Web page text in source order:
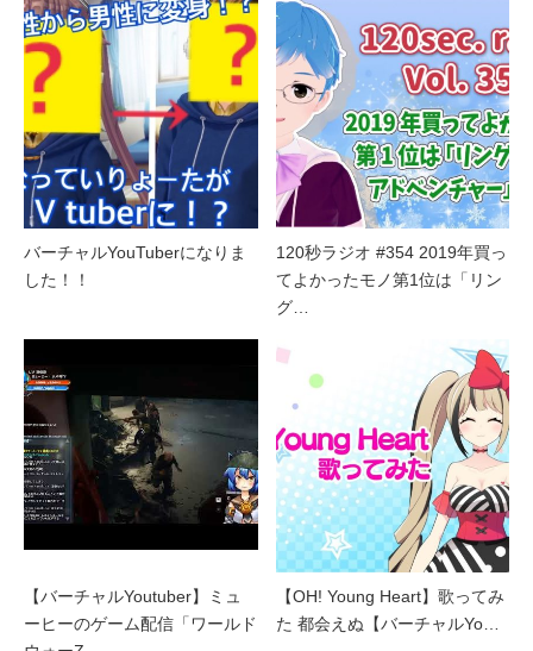
バーチャルYouTuberになりま
した！！
120秒ラジオ #354 2019年買っ
てよかったモノ第1位は「リン
グ…
【バーチャルYoutuber】ミュ
ーヒーのゲーム配信「ワールド
【OH! Young Heart】歌ってみ
た 都会えぬ【バーチャルYo…